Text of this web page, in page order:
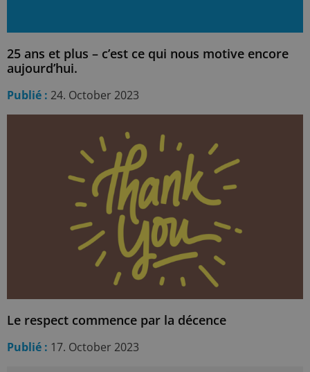
25 ans et plus – c’est ce qui nous motive encore
aujourd’hui.
Publié : 24. October 2023
Le respect commence par la décence
Publié : 17. October 2023